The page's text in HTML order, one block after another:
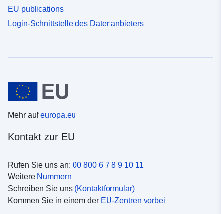
EU publications
Login-Schnittstelle des Datenanbieters
Mehr aufeuropa.eu
Kontakt zur EU
Rufen Sie uns an: 00 800 6 7 8 9 10 11
Weitere Nummern
Schreiben Sie uns (Kontaktformular)
Kommen Sie in einem der EU-Zentren vorbei